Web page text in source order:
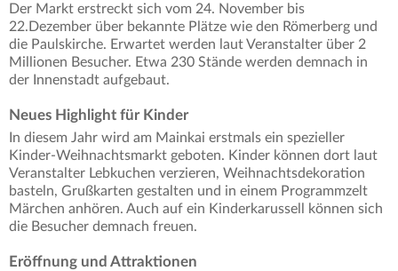
Der Markt erstreckt sich vom 24. November bis
22.Dezember über bekannte Plätze wie den Römerberg und
die Paulskirche. Erwartet werden laut Veranstalter über 2
Millionen Besucher. Etwa 230 Stände werden demnach in
der Innenstadt aufgebaut.
Neues Highlight für Kinder
In diesem Jahr wird am Mainkai erstmals ein spezieller
Kinder-Weihnachtsmarkt geboten. Kinder können dort laut
Veranstalter Lebkuchen verzieren, Weihnachtsdekoration
basteln, Grußkarten gestalten und in einem Programmzelt
Märchen anhören. Auch auf ein Kinderkarussell können sich
die Besucher demnach freuen.
Eröffnung und Attraktionen